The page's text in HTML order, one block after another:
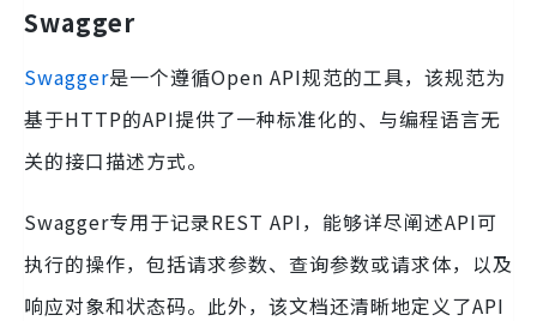
Swagger
Swagger是一个遵循Open API规范的工具，该规范为
基于HTTP的API提供了一种标准化的、与编程语言无
关的接口描述方式。
Swagger专用于记录REST API，能够详尽阐述API可
执行的操作，包括请求参数、查询参数或请求体，以及
响应对象和状态码。此外，该文档还清晰地定义了API